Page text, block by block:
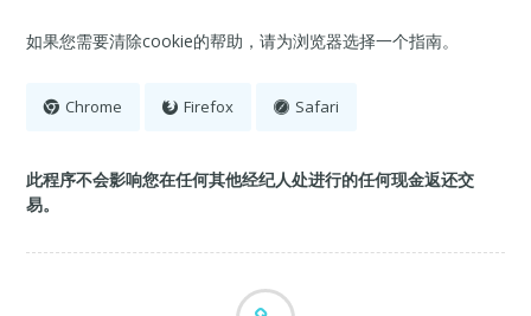
如果您需要清除cookie的帮助，请为浏览器选择一个指南。
Chrome Firefox Safari
此程序不会影响您在任何其他经纪人处进行的任何现金返还交
易。